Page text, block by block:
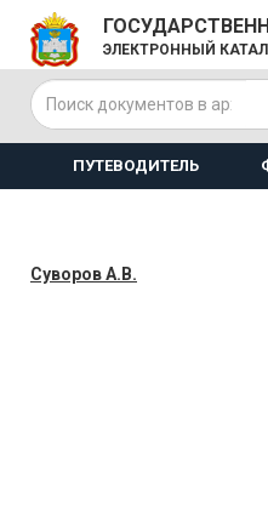
ЭЛЕКТРОННЫЙ
ПУТЕВОДИТЕЛЬ
Суворов А.В.